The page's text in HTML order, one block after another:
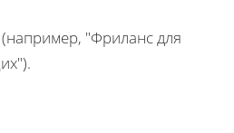
"Фриланс для